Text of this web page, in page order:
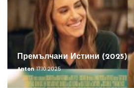
Премълчани Истини (2025)
Anton 17.10.2025